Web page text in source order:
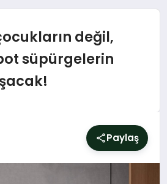
değil,
süpürgelerin
Paylaş